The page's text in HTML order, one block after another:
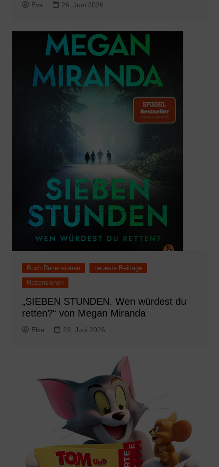
Eva 26. Juni 2026
Buch Rezensionen
neueste Beiträge
Rezensionen
„SIEBEN STUNDEN. Wen würdest du
retten?“ von Megan Miranda
Elke 23. Juni 2026